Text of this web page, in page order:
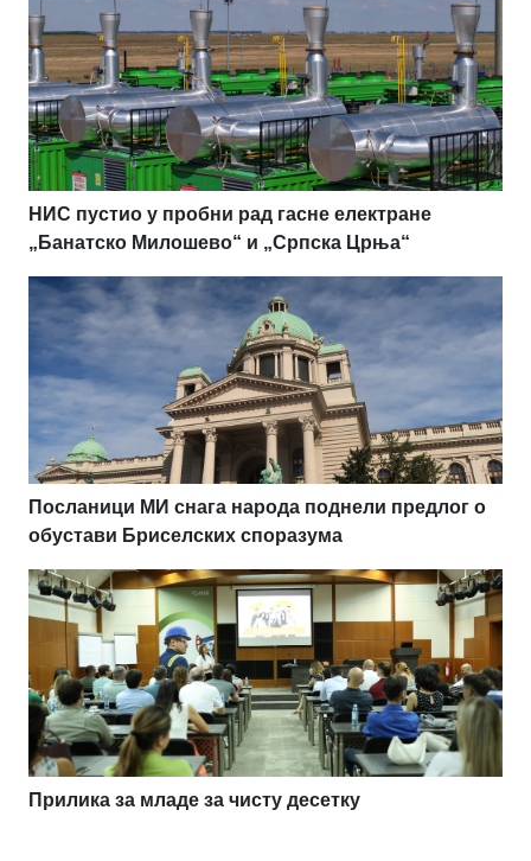
НИС пустио у пробни рад гасне електране
„Банатско Милошево“ и „Српска Црња“
Посланици МИ снага народа поднели предлог о
обустави Бриселских споразума
Прилика за младе за чисту десетку